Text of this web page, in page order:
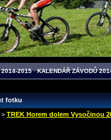
2014-2015 · KALENDÁŘ ZÁVODŮ
fotku
> TREK Horem dolem Vysočinou